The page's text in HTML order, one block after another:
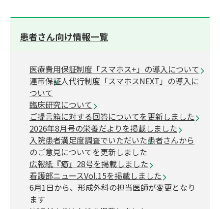
患者さん向け情報一覧
医療費用保証制度「スマホス+」の導入について
連帯保証人代行制度「スマホスNEXT」の導入に
ついて
臨床研究について
ご提言箱に対する回答についてを更新しました
2026年8月号の栄養だよりを掲載しました
入院患者満足度調査でいただいた患者さんから
のご意見についてを更新しました
広報紙『癒』28号を掲載しました
看護部ニュースVol.15を掲載しました
6月1日から、形成外科の担当医師が変更となり
ます